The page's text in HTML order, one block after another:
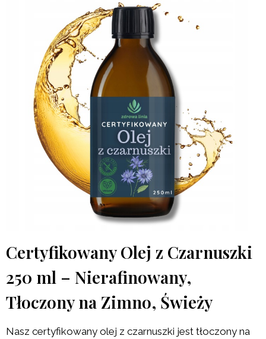
Certyfikowany Olej z Czarnuszki
250 ml – Nierafinowany,
Tłoczony na Zimno, Świeży
Nasz certyfikowany olej z czarnuszki jest tłoczony na